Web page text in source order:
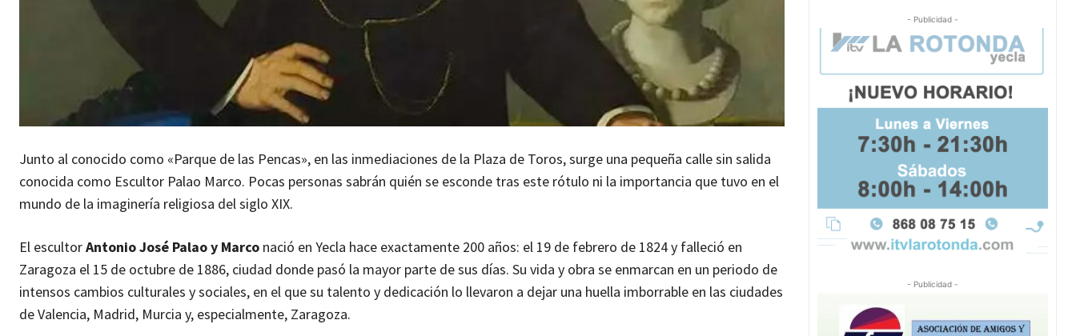
Junto al conocido como «Parque de las Pencas», en las inmediaciones de la Plaza de Toros, surge una pequeña calle sin salida
conocida como Escultor Palao Marco. Pocas personas sabrán quién se esconde tras este rótulo ni la importancia que tuvo en el
mundo de la imaginería religiosa del siglo XIX.
El escultorAntonio José Palao y Marco nació en Yecla hace exactamente 200 años: el 19 de febrero de 1824 y falleció en
Zaragoza el 15 de octubre de 1886, ciudad donde pasó la mayor parte de sus días. Su vida y obra se enmarcan en un periodo de
intensos cambios culturales y sociales, en el que su talento y dedicación lo llevaron a dejar una huella imborrable en las ciudades
de Valencia, Madrid, Murcia y, especialmente, Zaragoza.
- Publicidad -
- Publicidad -